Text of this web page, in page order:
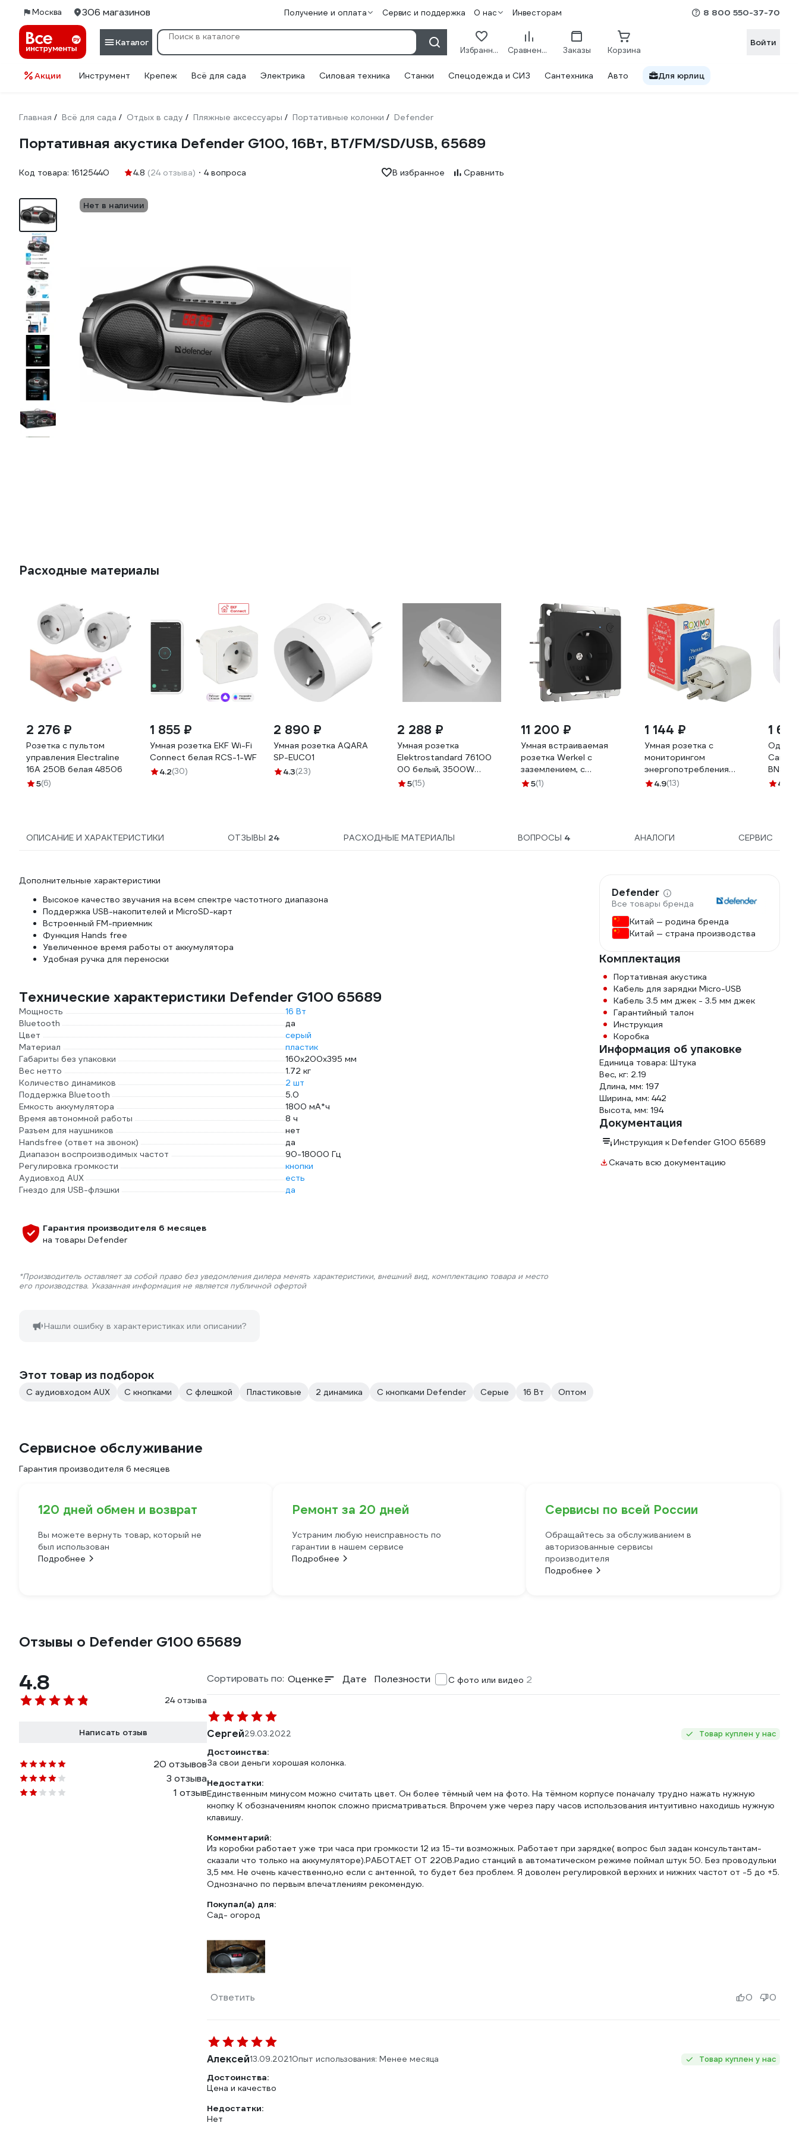
Москва 306 магазинов Получение и оплата Сервис и поддержка О нас Инвесторам 8 800 550-37-70
Каталог
Избранное Сравнение Заказы Корзина
Войти
Акции Инструмент Крепеж Всё для сада Электрика Силовая техника Станки Спецодежда и СИЗ Сантехника Авто Для юрлиц
Главная / Всё для сада / Отдых в саду / Пляжные аксессуары / Портативные колонки / Defender
Портативная акустика Defender G100, 16Вт, BT/FM/SD/USB, 65689
Код товара: 16125440 4.8 (24 отзыва) 4 вопроса В избранное Сравнить
Нет в наличии
Расходные материалы
2 276 ₽
Розетка с пультом
управления Electraline
16А 250В белая 48506
5(6)
1 855 ₽
Умная розетка EKF Wi-Fi
Connect белая RCS-1-WF
4.2(30)
2 890 ₽
Умная розетка AQARA
SP-EUC01
4.3(23)
2 288 ₽
Умная розетка
Elektrostandard 76100
00 белый, 3500W
a054335
5(15)
11 200 ₽
Умная встраиваемая
розетка Werkel с
заземлением, с
защитными шторками,
5(1)
1 144 ₽
Умная розетка с
мониторингом
энергопотребления
Roximo SCT16A001
4.9(13)
1
BNS/
3680В,
4.8
ОПИСАНИЕ И ХАРАКТЕРИСТИКИ ОТЗЫВЫ 24 РАСХОДНЫЕ МАТЕРИАЛЫ ВОПРОСЫ 4 АНАЛОГИ СЕРВИС
Дополнительные характеристики
Высокое качество звучания на всем спектре частотного диапазона
Поддержка USB-накопителей и MicroSD-карт
Встроенный FM-приемник
Функция Hands free
Увеличенное время работы от аккумулятора
Удобная ручка для переноски
Технические характеристики Defender G100 65689
Мощность
16 Вт
Bluetooth
да
Цвет
серый
Материал
пластик
Габариты без упаковки
160х200х395 мм
Вес нетто
1.72 кг
Количество динамиков
2 шт
Поддержка Bluetooth
5.0
Емкость аккумулятора
1800 мА*ч
Время автономной работы
8 ч
Разъем для наушников
нет
Handsfree (ответ на звонок)
да
Диапазон воспроизводимых частот
90-18000 Гц
Регулировка громкости
кнопки
Аудиовход AUX
есть
Гнездо для USB-флэшки
да
Гарантия производителя 6 месяцев
на товары Defender
*Производитель оставляет за собой право без уведомления дилера менять характеристики, внешний вид, комплектацию товара и место
его производства. Указанная информация не является публичной офертой
Нашли ошибку в характеристиках или описании?
Defender
Все товары бренда
Китай — родина бренда
Китай — страна производства
Комплектация
Портативная акустика
Кабель для зарядки Micro-USB
Кабель 3.5 мм джек - 3.5 мм джек
Гарантийный талон
Инструкция
Коробка
Информация об упаковке
Единица товара: Штука
Вес, кг: 2.19
Длина, мм: 197
Ширина, мм: 442
Высота, мм: 194
Документация
Инструкция к Defender G100 65689
Скачать всю документацию
Этот товар из подборок
С аудиовходом AUX С кнопками С флешкой Пластиковые 2 динамика С кнопками Defender Серые 16 Вт Оптом
Сервисное обслуживание
Гарантия производителя 6 месяцев
120 дней обмен и возврат
Вы можете вернуть товар, который не
был использован
Подробнее
Ремонт за 20 дней
Устраним любую неисправность по
гарантии в нашем сервисе
Подробнее
Сервисы по всей России
Обращайтесь за обслуживанием в
авторизованные сервисы
производителя
Подробнее
Отзывы о Defender G100 65689
4.8
24 отзыва
Написать отзыв
20 отзывов
3 отзыва
1 отзыв
Сортировать по: Оценке Дате Полезности С фото или видео 2
Сергей29.03.2022 Товар куплен у нас
Достоинства:
За свои деньги хорошая колонка.
Недостатки:
Единственным минусом можно считать цвет. Он более тёмный чем на фото. На тёмном корпусе поначалу трудно нажать нужную
кнопку К обозначениям кнопок сложно присматриваться. Впрочем уже через пару часов использования интуитивно находишь нужную
клавишу.
Комментарий:
Из коробки работает уже три часа при громкости 12 из 15-ти возможных. Работает при зарядке( вопрос был задан консультантам-
сказали что только на аккумуляторе).РАБОТАЕТ ОТ 220В.Радио станций в автоматическом режиме поймал штук 50. Без проводульки
3,5 мм. Не очень качественно,но если с антенной, то будет без проблем. Я доволен регулировкой верхних и нижних частот от -5 до +5.
Однозначно по первым впечатлениям рекомендую.
Покупал(а) для:
Сад- огород
Ответить 0 0
Алексей13.09.2021Опыт использования: Менее месяца Товар куплен у нас
Достоинства:
Цена и качество
Недостатки:
Нет